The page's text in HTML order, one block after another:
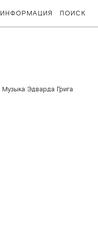
ИНФОРМАЦИЯ ПОИСК